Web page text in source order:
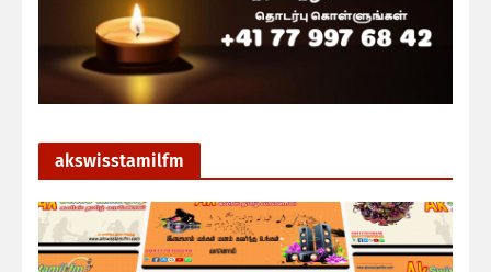
akswisstamilfm